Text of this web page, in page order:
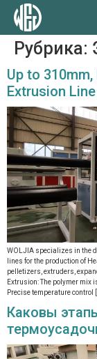
Рубрика:
Up to
Extrusion Line
WOLJIA specializes in the
lines for the production of
pelletizers, extruders,
Extrusion: The polymer mix
Precise temperature control
Каковы